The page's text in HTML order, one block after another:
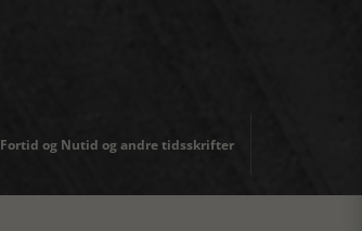
Fortid og Nutid og andre tidsskrifter